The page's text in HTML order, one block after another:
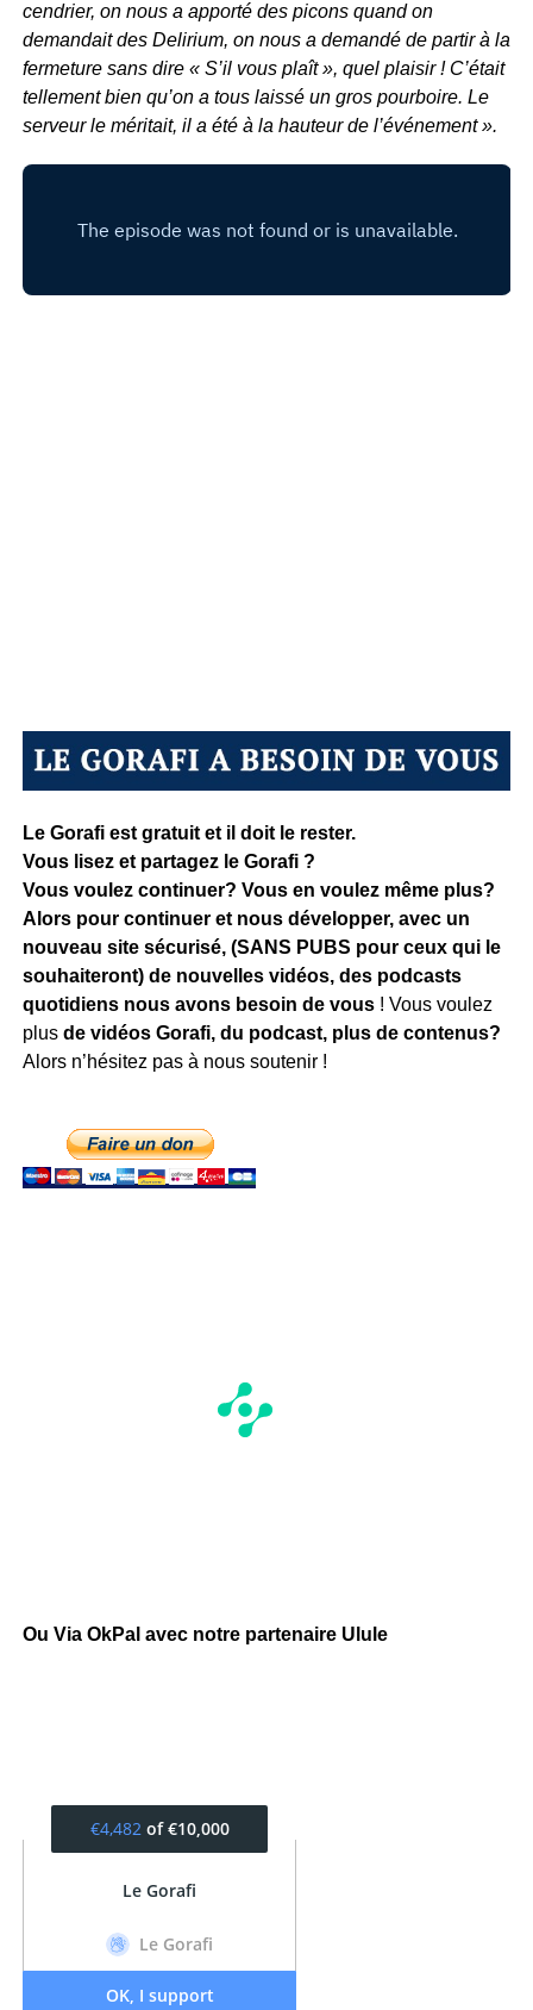
cendrier, on nous a apporté des picons quand on
demandait des Delirium, on nous a demandé de partir à la
fermeture sans dire « S’il vous plaît », quel plaisir ! C’était
tellement bien qu’on a tous laissé un gros pourboire. Le
serveur le méritait, il a été à la hauteur de l’événement ».
Le Gorafi est gratuit et il doit le rester.
Vous lisez et partagez le Gorafi ?
Vous voulez continuer? Vous en voulez même plus?
Alors pour continuer et nous développer, avec un
nouveau site sécurisé, (SANS PUBS pour ceux qui le
souhaiteront) de nouvelles vidéos, des podcasts
quotidiens nous avons besoin de vous ! Vous voulez
plus de vidéos Gorafi, du podcast, plus de contenus?
Alors n’hésitez pas à nous soutenir !
Ou Via OkPal avec notre partenaire Ulule